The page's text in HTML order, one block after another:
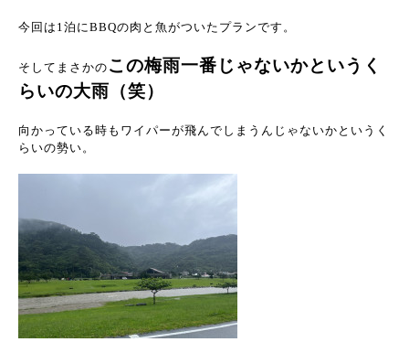
今回は1泊にBBQの肉と魚がついたプランです。
そしてまさかの この梅雨一番じゃないかというく
らいの大雨（笑）
向かっている時もワイパーが飛んでしまうんじゃないかというく
らいの勢い。